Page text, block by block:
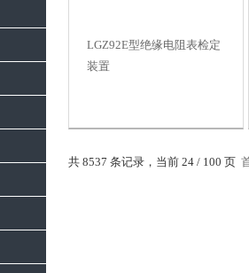
LGZ92E型绝缘电阻表检定
装置
共 8537 条记录，当前 24 / 100 页